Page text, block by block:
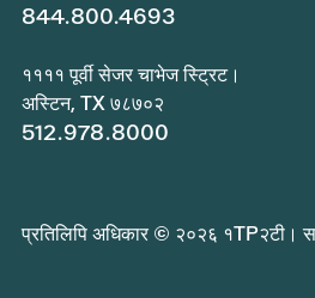
844.800.4693
११११ पूर्वी सेजर चाभेज स्ट्रिट।
अस्टिन, TX ७८७०२
512.978.8000
प्रतिलिपि अधिकार © २०२६ १TP२टी।